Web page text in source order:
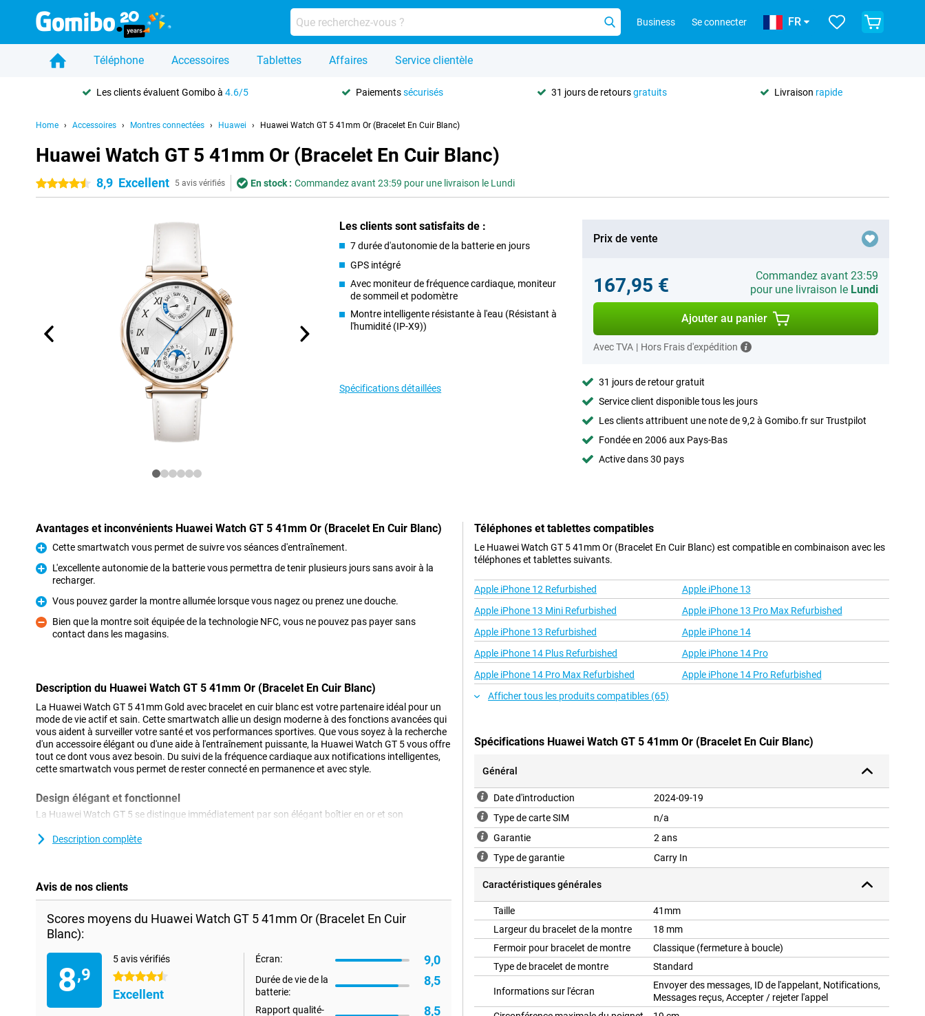
Business Se connecter FR
Téléphone Accessoires Tablettes Affaires Service clientèle
Les clients évaluent Gomibo à4.6/5 Paiementssécurisés 31 jours de retoursgratuits Livraison rapide
Home Accessoires Montres connectées Huawei Huawei Watch GT 5 41mm Or (Bracelet En Cuir Blanc)
Huawei Watch GT 5 41mm Or (Bracelet En Cuir Blanc)
4.5 étoiles
8,9 Excellent 5 avis vérifiés En stock : Commandez avant 23:59 pour une livraison le Lundi
Les clients sont satisfaits de :
7 durée d'autonomie de la batterie en jours
GPS intégré
Avec moniteur de fréquence cardiaque, moniteur
de sommeil et podomètre
Montre intelligente résistante à l'eau (Résistant à
l'humidité (IP-X9))
Spécifications détaillées
Prix de vente
167,95 €
Commandez avant 23:59
pour une livraison le Lundi
Ajouter au panier
Avec TVA | Hors Frais d'expédition
31 jours de retour gratuit
Service client disponible tous les jours
Les clients attribuent une note de 9,2 à Gomibo.fr sur Trustpilot
Fondée en 2006 aux Pays-Bas
Active dans 30 pays
Avantages et inconvénients Huawei Watch GT 5 41mm Or (Bracelet En Cuir Blanc)
Pour
Cette smartwatch vous permet de suivre vos séances d'entraînement.
Pour
L'excellente autonomie de la batterie vous permettra de tenir plusieurs jours sans avoir à la
recharger.
Pour
Vous pouvez garder la montre allumée lorsque vous nagez ou prenez une douche.
Contre
Bien que la montre soit équipée de la technologie NFC, vous ne pouvez pas payer sans
contact dans les magasins.
Description du Huawei Watch GT 5 41mm Or (Bracelet En Cuir Blanc)
La Huawei Watch GT 5 41mm Gold avec bracelet en cuir blanc est votre partenaire idéal pour un
mode de vie actif et sain. Cette smartwatch allie un design moderne à des fonctions avancées qui
vous aident à surveiller votre santé et vos performances sportives. Que vous soyez à la recherche
d'un accessoire élégant ou d'une aide à l'entraînement puissante, la Huawei Watch GT 5 vous offre
tout ce dont vous avez besoin. Du suivi de la fréquence cardiaque aux notifications intelligentes,
cette smartwatch vous permet de rester connecté en permanence et avec style.
Design élégant et fonctionnel
La Huawei Watch GT 5 se distingue immédiatement par son élégant boîtier en or et son
même en plein soleil. Grâce aux différents cadrans personnalisables, vous pouvez facilement
L'un des principaux arguments de vente de la Huawei Watch GT 5 est son impressionnante
autonomie. Grâce à une technologie avancée d'économie d'énergie, la batterie peut durer jusqu'à
longtemps sans vous soucier de la charger. Que vous fassiez un long voyage, un exercice intensif
ou que vous suiviez simplement vos activités quotidiennes, la Watch GT 5 est toujours là pour
Description complète
Avis de nos clients
Scores moyens du Huawei Watch GT 5 41mm Or (Bracelet En Cuir
Blanc):
8,9
5 avis vérifiés
4.5 étoiles
Excellent
Écran: 9,0
Durée de vie de la
batterie:
8,5
Rapport qualité-
8,5
Téléphones et tablettes compatibles
Le Huawei Watch GT 5 41mm Or (Bracelet En Cuir Blanc) est compatible en combinaison avec les
téléphones et tablettes suivants.
Apple iPhone 12 Refurbished
Apple iPhone 13
Apple iPhone 13 Mini Refurbished
Apple iPhone 13 Pro Max Refurbished
Apple iPhone 13 Refurbished
Apple iPhone 14
Apple iPhone 14 Plus Refurbished
Apple iPhone 14 Pro
Apple iPhone 14 Pro Max Refurbished
Apple iPhone 14 Pro Refurbished
Afficher tous les produits compatibles (65)
Spécifications Huawei Watch GT 5 41mm Or (Bracelet En Cuir Blanc)
Général
Date d'introduction
2024-09-19
Type de carte SIM
n/a
Garantie
2 ans
Type de garantie
Carry In
Caractéristiques générales
Taille
41mm
Largeur du bracelet de la montre
18 mm
Fermoir pour bracelet de montre
Classique (fermeture à boucle)
Type de bracelet de montre
Standard
Informations sur l'écran
Envoyer des messages, ID de l'appelant, Notifications,
Messages reçus, Accepter / rejeter l'appel